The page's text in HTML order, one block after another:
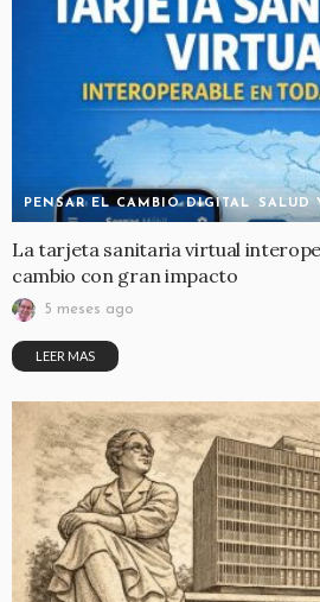
PENSAR EL CAMBIO DIGITAL SALUD
La tarjeta sanitaria virtual
cambio con gran impacto
5 meses ago
LEER MAS